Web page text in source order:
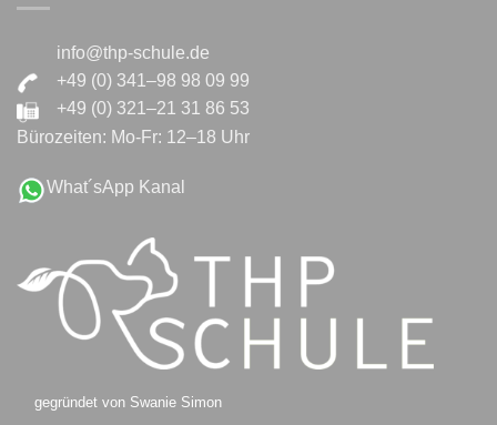
info@thp-schule.de
+49 (0) 341–98 98 09 99
+49 (0) 321–21 31 86 53
Bürozeiten: Mo-Fr: 12–18 Uhr
What´sApp Kanal
gegründet von Swanie Simon